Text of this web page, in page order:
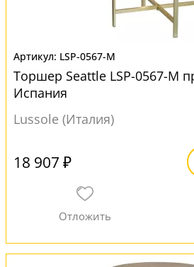
LSP-0567-M
Торшер Seattle LSP-0567-M
Испания
Lussole (Италия)
18 907 ₽